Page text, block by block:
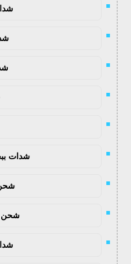
شدات
شحن
شحن